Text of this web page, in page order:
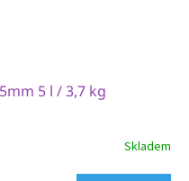
5mm 5 l / 3,7 kg
Skladem